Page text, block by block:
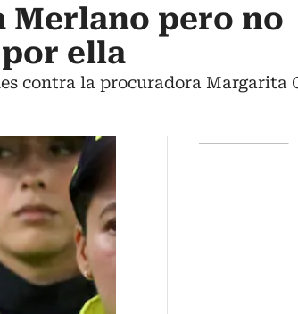
Merlano pero no
ella
contra la procuradora Margarita